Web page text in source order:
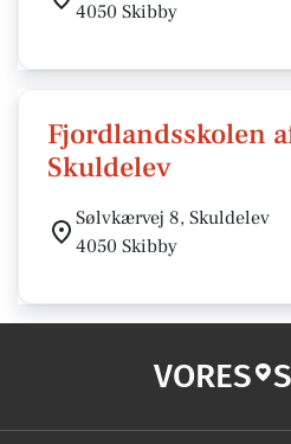
4050 Skibby
Fjordlandsskolen
Skuldelev
Sølvkærvej 8, Skuldelev
4050 Skibby
VORES